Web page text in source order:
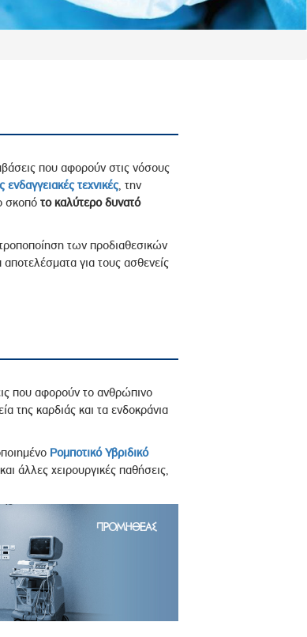
που αφορούν στις νόσους
ενδαγγειακές τεχνικές, την
σκοπό το καλύτερο δυνατό
των προδιαθεσικών
για τους ασθενείς
που αφορούν το ανθρώπινο
της καρδιάς και τα ενδοκράνια
Ρομποτικό Υβριδικό
άλλες χειρουργικές παθήσεις,